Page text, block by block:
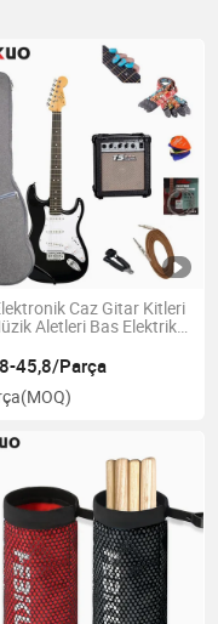
Caz Gitar Kitleri
Aletleri Bas Elektrik
45,8/Parça
(MOQ)